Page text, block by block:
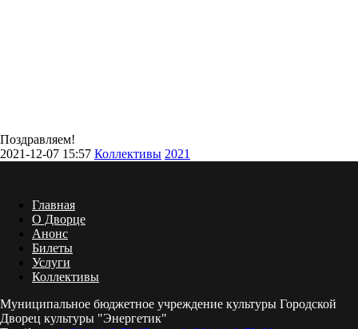
Поздравляем!
2021-12-07 15:57 Коллективы 2021
Главная
О Дворце
Анонс
Билеты
Услуги
Коллективы
Муниципальное бюджетное учреждение культуры Городской
Дворец культуры "Энергетик"